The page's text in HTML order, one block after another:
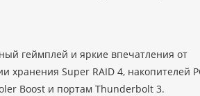
геймплей и яркие впечатления от
хранения Super RAID 4, накопителей
Boost и портам Thunderbolt 3.